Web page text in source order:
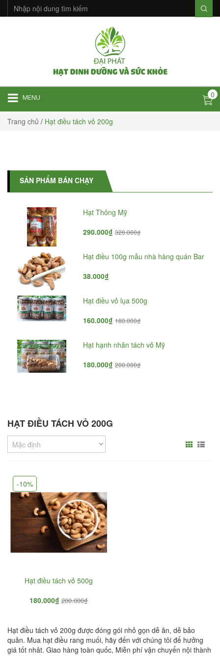
MENU 0
Trang chủ / Hạt điều tách vỏ 200g
SẢN PHẨM BÁN CHẠY
Hạt Thông Mỹ
290.000₫
320.000₫
Hạt điều 100g mẫu nhà hàng quán Bar
38.000₫
Hạt điều vỏ lụa 500g
160.000₫ 180.000₫
Hạt hạnh nhân tách vỏ Mỹ
180.000₫ 200.000₫
HẠT ĐIỀU TÁCH VỎ 200G
Hạt điều tách vỏ 500g
180.000₫ 200.000₫
-10%
Hạt điều tách vỏ 200g được đóng gói nhỏ gọn dễ ăn, dễ bảo
quản. Mua hạt điều rang muối, hãy đến với chúng tôi để hưởng
giá tốt nhât. Giao hàng toàn quốc, Miễn phí vận chuyển nội thành